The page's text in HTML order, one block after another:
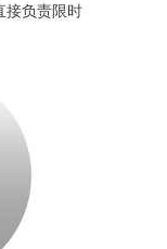
接负责限时